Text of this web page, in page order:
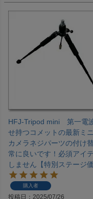
HFJ-Tripod mini 第一電
せ持つコメットの最新ミ
カメラネジパーツの付け
常に良いです！必須ア
しません【特別ステージ価
購入者
投稿日 2025/07/26